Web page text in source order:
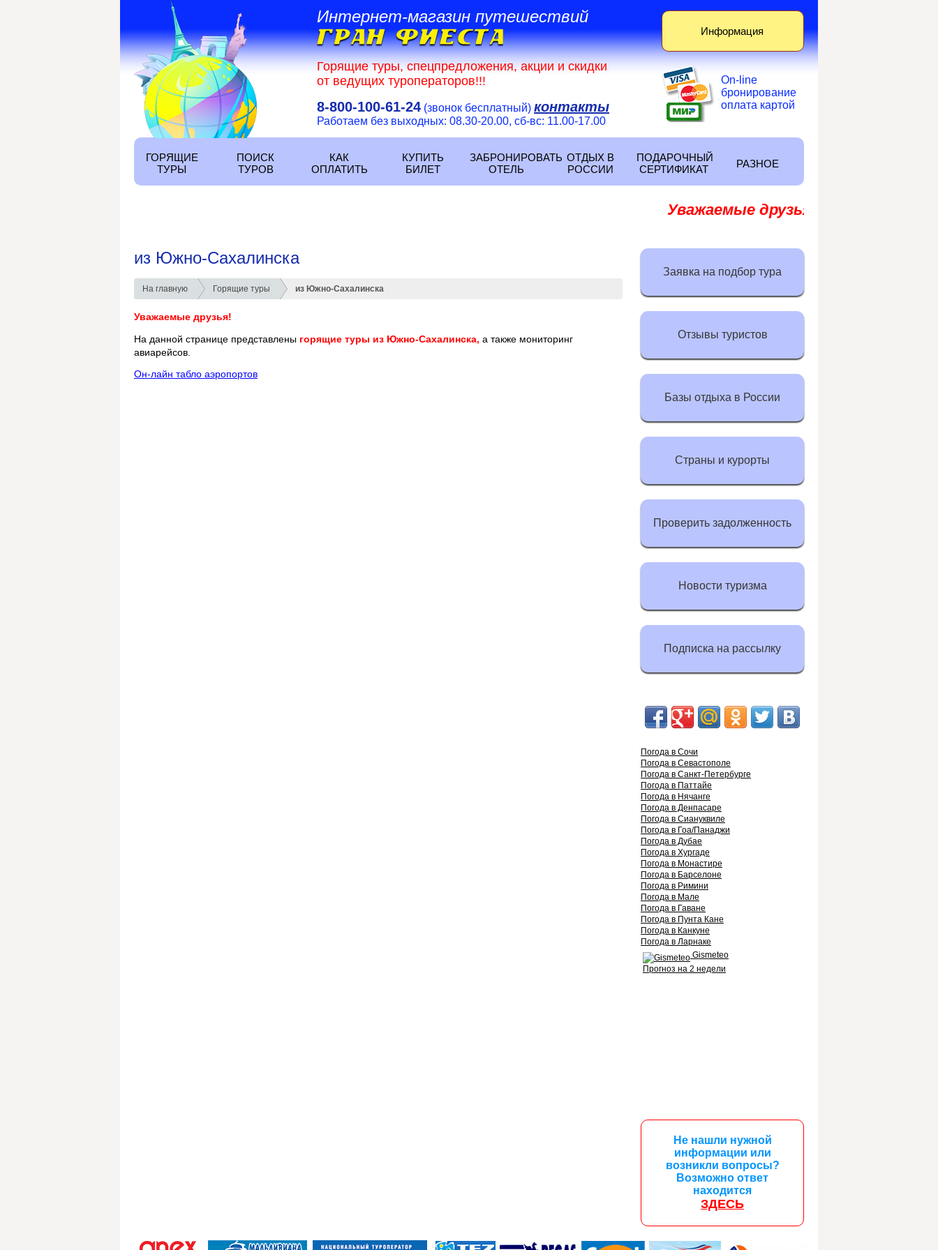
Интернет-магазин путешествий
Горящие туры, спецпредложения, акции и скидки
от ведущих туроператоров!!!
8-800-100-61-24 (звонок бесплатный) контакты
Работаем без выходных: 08.30-20.00, сб-вс: 11.00-17.00
Информация
Оn-line
бронирование
оплата картой
ГОРЯЩИЕ
ТУРЫ
ПОИСК
ТУРОВ
КАК
ОПЛАТИТЬ
КУПИТЬ
БИЛЕТ
ЗАБРОНИРОВАТЬ
ОТЕЛЬ
ОТДЫХ В
РОССИИ
ПОДАРОЧНЫЙ
СЕРТИФИКАТ
РАЗНОЕ
Уважаемые друзья!
из Южно-Сахалинска
На главную Горящие туры из Южно-Сахалинска
Уважаемые друзья!
На данной странице представлены горящие туры из Южно-Сахалинска, а также мониторинг
авиарейсов.
Он-лайн табло аэропортов
Заявка на подбор тура
Отзывы туристов
Базы отдыха в России
Страны и курорты
Проверить задолженность
Новости туризма
Подписка на рассылку
Погода в Сочи
Погода в Севастополе
Погода в Санкт-Петербурге
Погода в Паттайе
Погода в Нячанге
Погода в Денпасаре
Погода в Сиануквиле
Погода в Гоа/Панаджи
Погода в Дубае
Погода в Хургаде
Погода в Монастире
Погода в Барселоне
Погода в Римини
Погода в Мале
Погода в Гаване
Погода в Пунта Кане
Погода в Канкуне
Погода в Ларнаке
Gismeteo
Прогноз на 2 недели
Не нашли нужной
информации или
возникли вопросы?
Возможно ответ
находится
ЗДЕСЬ